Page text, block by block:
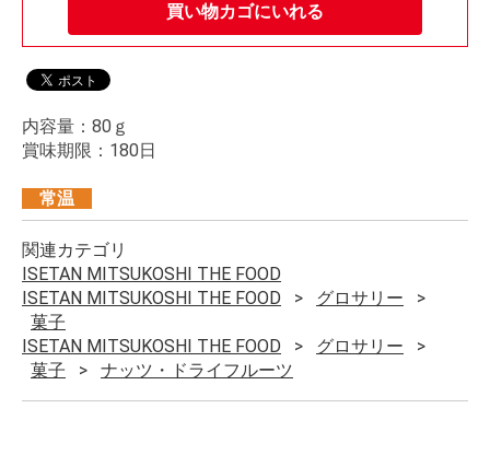
買い物カゴにいれる
内容量：80ｇ
賞味期限：180日
常温
関連カテゴリ
ISETAN MITSUKOSHI THE FOOD
ISETAN MITSUKOSHI THE FOOD
グロサリー
菓子
ISETAN MITSUKOSHI THE FOOD
グロサリー
菓子
ナッツ・ドライフルーツ